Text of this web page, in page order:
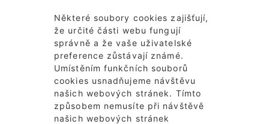
Některé soubory cookies zajišťují,
že určité části webu fungují
správně a že vaše uživatelské
preference zůstávají známé.
Umístěním funkčních souborů
cookies usnadňujeme návštěvu
našich webových stránek. Tímto
způsobem nemusíte při návštěvě
našich webových stránek